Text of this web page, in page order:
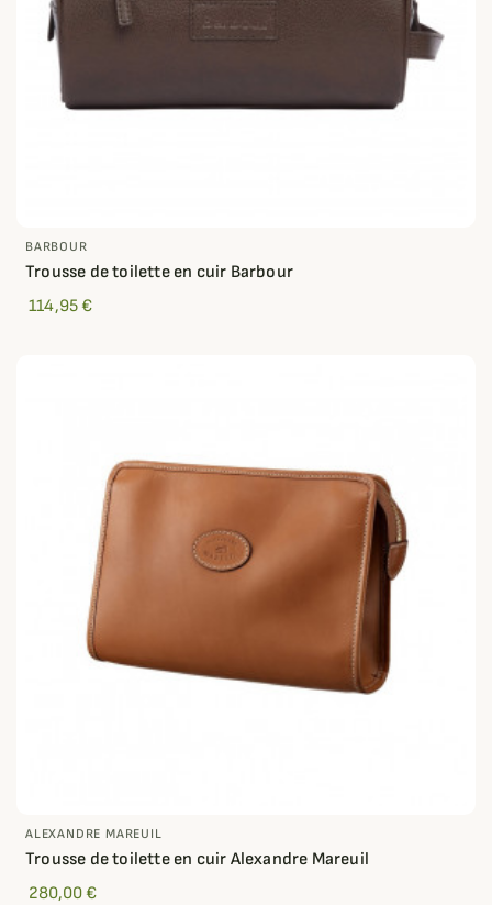
BARBOUR
Trousse de toilette en cuir Barbour
114,95 €
ALEXANDRE MAREUIL
Trousse de toilette en cuir Alexandre Mareuil
280,00 €